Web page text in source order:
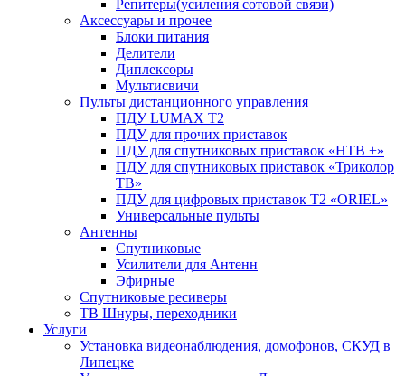
Репитеры(усиления сотовой связи)
Аксессуары и прочее
Блоки питания
Делители
Диплексоры
Мультисвичи
Пульты дистанционного управления
ПДУ LUMAX Т2
ПДУ для прочих приставок
ПДУ для спутниковых приставок «НТВ +»
ПДУ для спутниковых приставок «Триколор
ТВ»
ПДУ для цифровых приставок Т2 «ORIEL»
Универсальные пульты
Антенны
Спутниковые
Усилители для Антенн
Эфирные
Спутниковые ресиверы
ТВ Шнуры, переходники
Услуги
Установка видеонаблюдения, домофонов, СКУД в
Липецке